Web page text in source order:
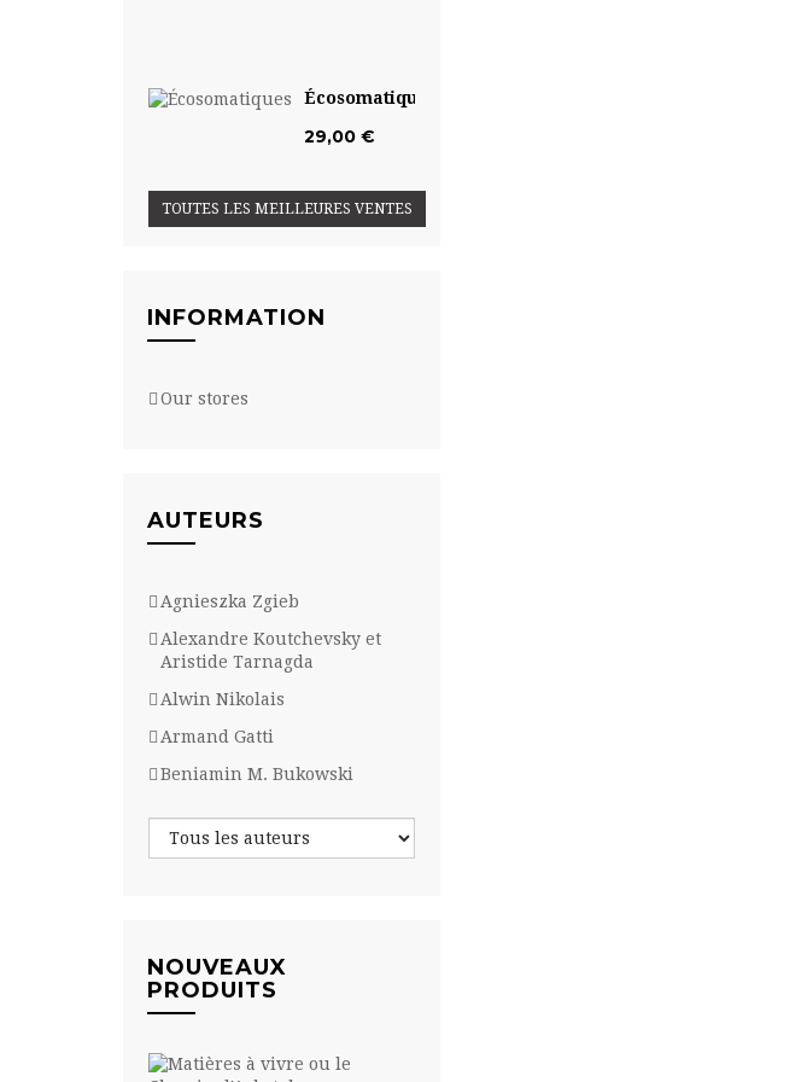
Écosomatiques
29,00 €
TOUTES LES MEILLEURES VENTES
INFORMATION
Our stores
AUTEURS
Agnieszka Zgieb
Alexandre Koutchevsky et
Aristide Tarnagda
Alwin Nikolais
Armand Gatti
Beniamin M. Bukowski
NOUVEAUX
PRODUITS